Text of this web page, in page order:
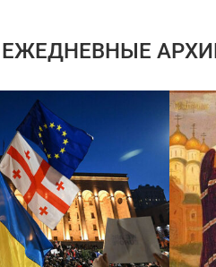
ЕЖЕДНЕВНЫЕ